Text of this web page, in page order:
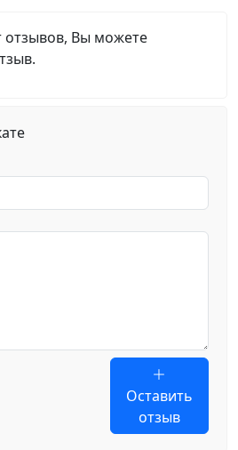
отзывов, Вы можете
Оставить
отзыв